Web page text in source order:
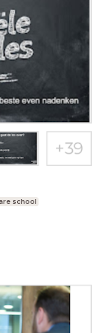
school